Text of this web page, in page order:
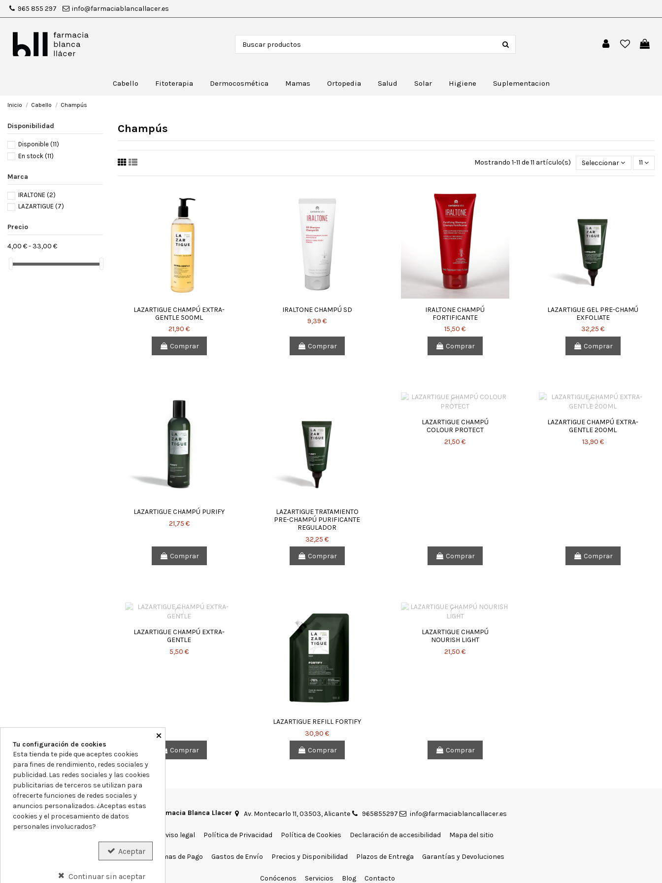
965 855 297 info@farmaciablancallacer.es
Cabello Fitoterapia Dermocosmética Mamas Ortopedia Salud Solar Higiene Suplementacion
Inicio Cabello Champús
Champús
Mostrando 1-11 de 11 artículo(s) Seleccionar 11
LAZARTIGUE CHAMPÚ EXTRA-
GENTLE 500ML
21,90 €
Comprar
IRALTONE CHAMPÚ SD
9,39 €
Comprar
IRALTONE CHAMPÚ
FORTIFICANTE
15,50 €
Comprar
LAZARTIGUE GEL PRE-CHAMÚ
EXFOLIATE
32,25 €
Comprar
LAZARTIGUE CHAMPÚ PURIFY
21,75 €
Comprar
LAZARTIGUE TRATAMIENTO
PRE-CHAMPÚ PURIFICANTE
REGULADOR
32,25 €
Comprar
LAZARTIGUE CHAMPÚ
COLOUR PROTECT
21,50 €
Comprar
LAZARTIGUE CHAMPÚ EXTRA-
GENTLE 200ML
13,90 €
Comprar
LAZARTIGUE CHAMPÚ EXTRA-
GENTLE
5,50 €
Comprar
LAZARTIGUE REFILL FORTIFY
30,90 €
Comprar
LAZARTIGUE CHAMPÚ
NOURISH LIGHT
21,50 €
Comprar
Disponibilidad
Disponible (11)
En stock (11)
Marca
IRALTONE (2)
LAZARTIGUE (7)
Precio
4,00 € - 33,00 €
Farmacia Blanca Llacer Av. Montecarlo 11, 03503, Alicante 965855297 info@farmaciablancallacer.es
Aviso legal Política de Privacidad Política de Cookies Declaración de accesibilidad Mapa del sitio
Formas de Pago Gastos de Envío Precios y Disponibilidad Plazos de Entrega Garantías y Devoluciones
Conócenos Servicios Blog Contacto
×
Tu configuración de cookies
Esta tienda te pide que aceptes cookies
para fines de rendimiento, redes sociales y
publicidad. Las redes sociales y las cookies
publicitarias de terceros se utilizan para
ofrecerte funciones de redes sociales y
anuncios personalizados. ¿Aceptas estas
cookies y el procesamiento de datos
personales involucrados?
Aceptar
Continuar sin aceptar